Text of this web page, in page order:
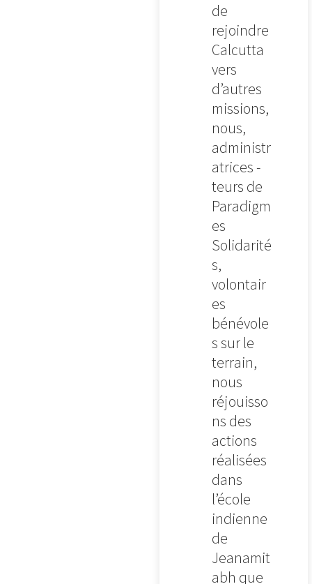
de
rejoindre
Calcutta
vers
d’autres
missions,
nous,
administr
atrices -
teurs de
Paradigm
es
Solidarité
s,
volontair
es
bénévole
s sur le
terrain,
nous
réjouisso
ns des
actions
réalisées
dans
l’école
indienne
de
Jeanamit
abh que